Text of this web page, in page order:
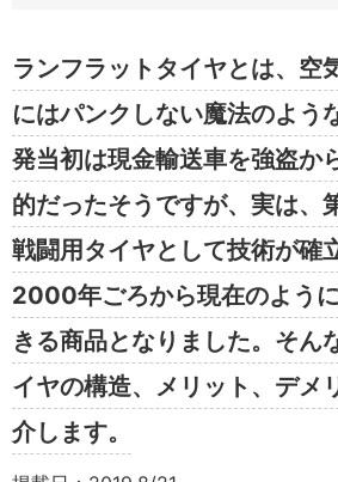
ランフラットタイヤとは、空
にはパンクしない魔法のよう
発当初は現金輸送車を強盗か
的だったそうですが、実は、
戦闘用タイヤとして技術が確
2000年ごろから現在のよう
きる商品となりました。そん
イヤの構造、メリット、デメ
介します。